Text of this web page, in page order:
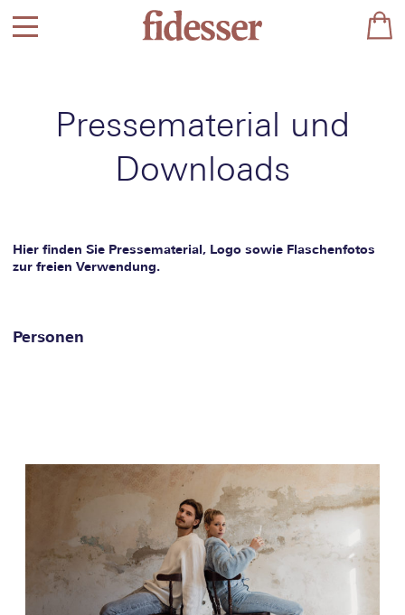
Pressematerial und
Downloads
Hier finden Sie Pressematerial, Logo sowie Flaschenfotos
zur freien Verwendung.
Personen